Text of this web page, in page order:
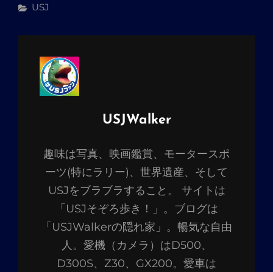
カ
ゴ
ー
USJ
投
者:
USJWalker
趣味は写真、映画鑑賞、モータースポ
ーツ(特にラリー)、世界遺産、そして
USJをブラブラすること。 サイトは
「USJそぞろ歩き！」。ブログは
「USJWalkerの隠れ家」。暢気な自由
人。愛機（カメラ）はD500、
D300S、Z30、GX200。愛車は